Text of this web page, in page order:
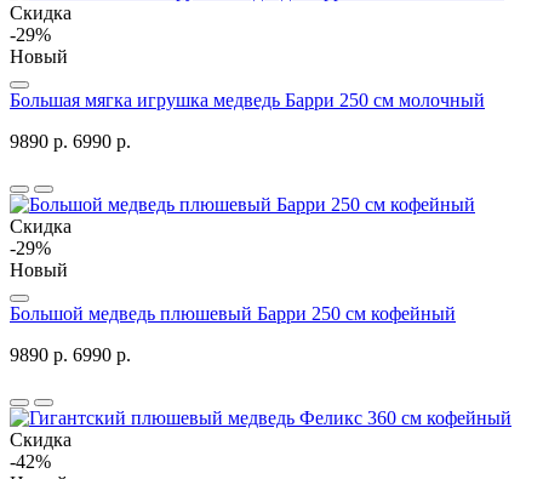
Скидка
-29%
Новый
Большая мягка игрушка медведь Барри 250 см молочный
9890 р. 6990 р.
Скидка
-29%
Новый
Большой медведь плюшевый Барри 250 см кофейный
9890 р. 6990 р.
Скидка
-42%